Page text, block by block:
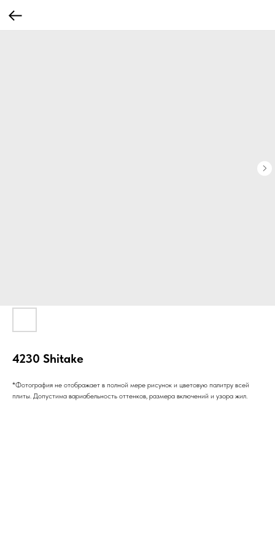
4230 Shitake
*Фотография не отображает в полной мере рисунок и цветовую палитру всей
плиты. Допустима вариабельность оттенков, размера включений и узора жил.